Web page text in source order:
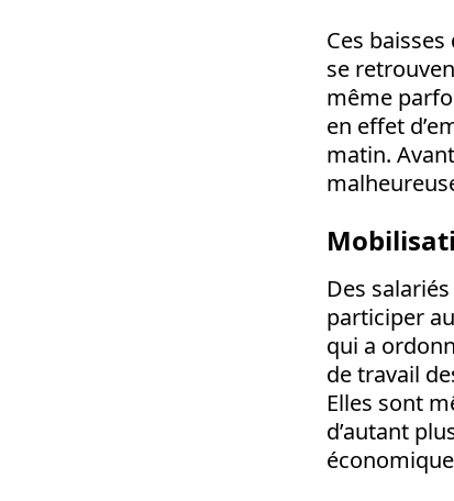
Ces
se
même
en effet
matin.
Des
participer
qui a
de travail
Elles sont
d’autant